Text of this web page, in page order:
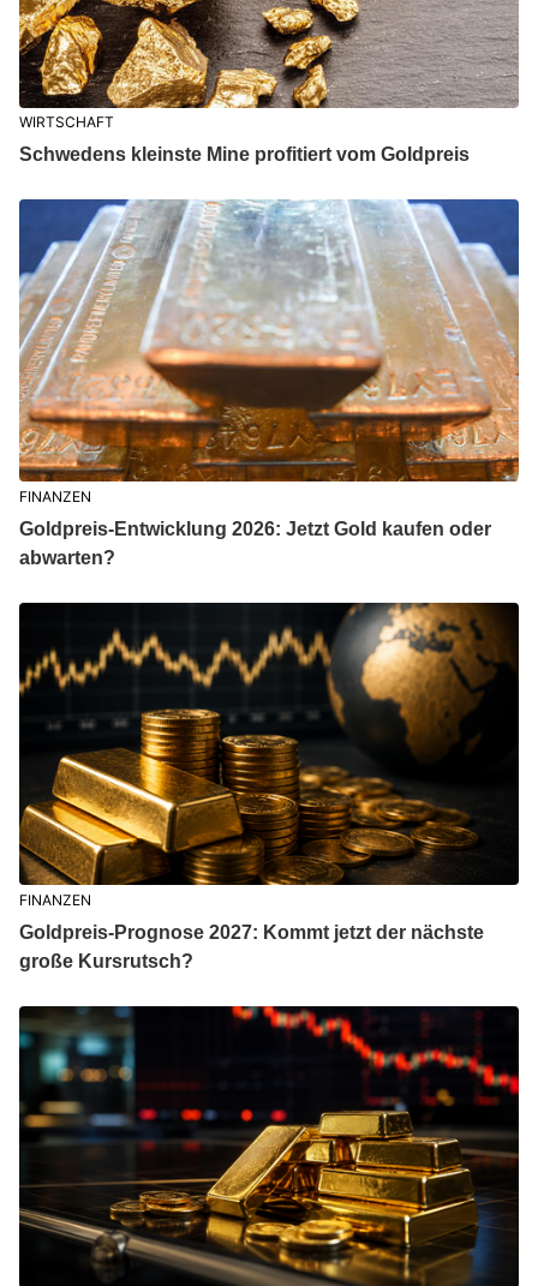
WIRTSCHAFT
Schwedens kleinste Mine profitiert vom Goldpreis
FINANZEN
Goldpreis-Entwicklung 2026: Jetzt Gold kaufen oder
abwarten?
FINANZEN
Goldpreis-Prognose 2027: Kommt jetzt der nächste
große Kursrutsch?